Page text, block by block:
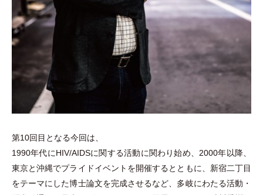
第10回目となる今回は、
1990年代にHIV/AIDSに関する活動に関わり始め、2000年以降、
東京と沖縄でプライドイベントを開催するとともに、新宿二丁目
をテーマにした博士論文を完成させるなど、多岐にわたる活動 ・